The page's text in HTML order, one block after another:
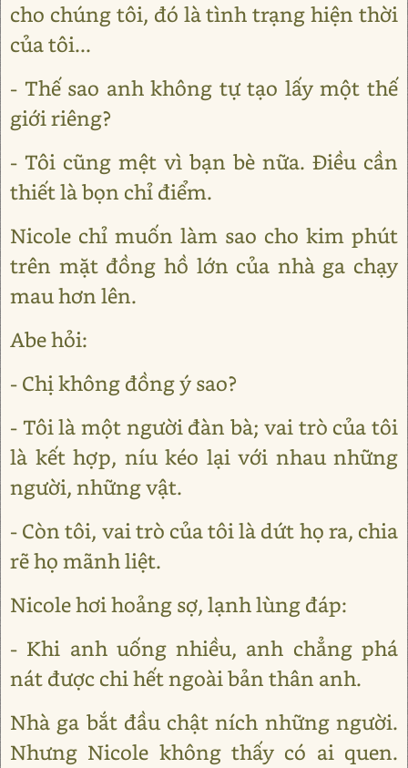
cho chúng tôi, đó là tình trạng hiện thời
của tôi...
- Thế sao anh không tự tạo lấy một thế
giới riêng?
- Tôi cũng mệt vì bạn bè nữa. Điều cần
thiết là bọn chỉ điểm.
Nicole chỉ muốn làm sao cho kim phút
trên mặt đồng hồ lớn của nhà ga chạy
mau hơn lên.
Abe hỏi:
- Chị không đồng ý sao?
- Tôi là một người đàn bà; vai trò của tôi
là kết hợp, níu kéo lại với nhau những
người, những vật.
- Còn tôi, vai trò của tôi là dứt họ ra, chia
rẽ họ mãnh liệt.
Nicole hơi hoảng sợ, lạnh lùng đáp:
- Khi anh uống nhiều, anh chẳng phá
nát được chi hết ngoài bản thân anh.
Nhà ga bắt đầu chật ních những người.
Nhưng Nicole không thấy có ai quen.